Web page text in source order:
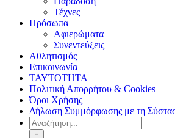
Τέχνες
Πρόσωπα
Αφιερώματα
Συνεντεύξεις
Αθλητισμός
Επικοινωνία
ΤΑΥΤΟΤΗΤΑ
Πολιτική Απορρήτου & Cookies
Όροι Χρήσης
Δήλωση Συμμόρφωσης με τη
Αναζήτηση
για: